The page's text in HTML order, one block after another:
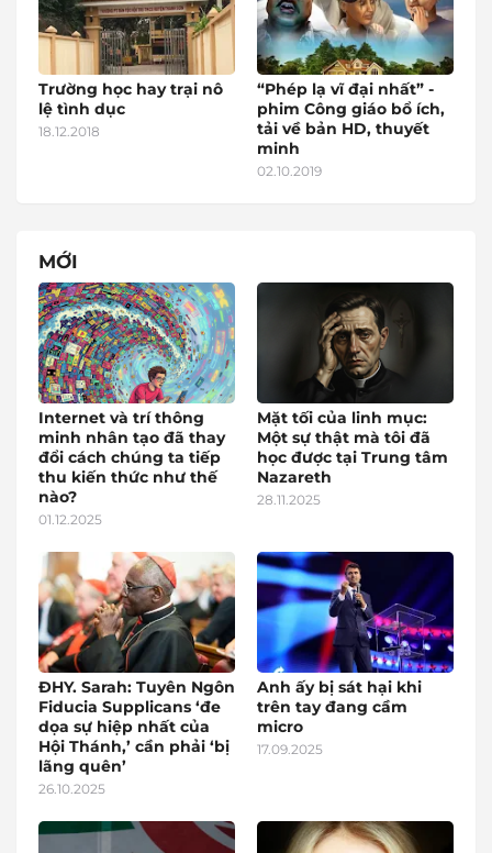
Trường học hay trại nô
lệ tình dục
18.12.2018
“Phép lạ vĩ đại nhất” -
phim Công giáo bổ ích,
tải về bản HD, thuyết
minh
02.10.2019
MỚI
Internet và trí thông
minh nhân tạo đã thay
đổi cách chúng ta tiếp
thu kiến thức như thế
nào?
01.12.2025
Mặt tối của linh mục:
Một sự thật mà tôi đã
học được tại Trung tâm
Nazareth
28.11.2025
ĐHY. Sarah: Tuyên Ngôn
Fiducia Supplicans ‘đe
dọa sự hiệp nhất của
Hội Thánh,’ cần phải ‘bị
lãng quên’
26.10.2025
Anh ấy bị sát hại khi
trên tay đang cầm
micro
17.09.2025